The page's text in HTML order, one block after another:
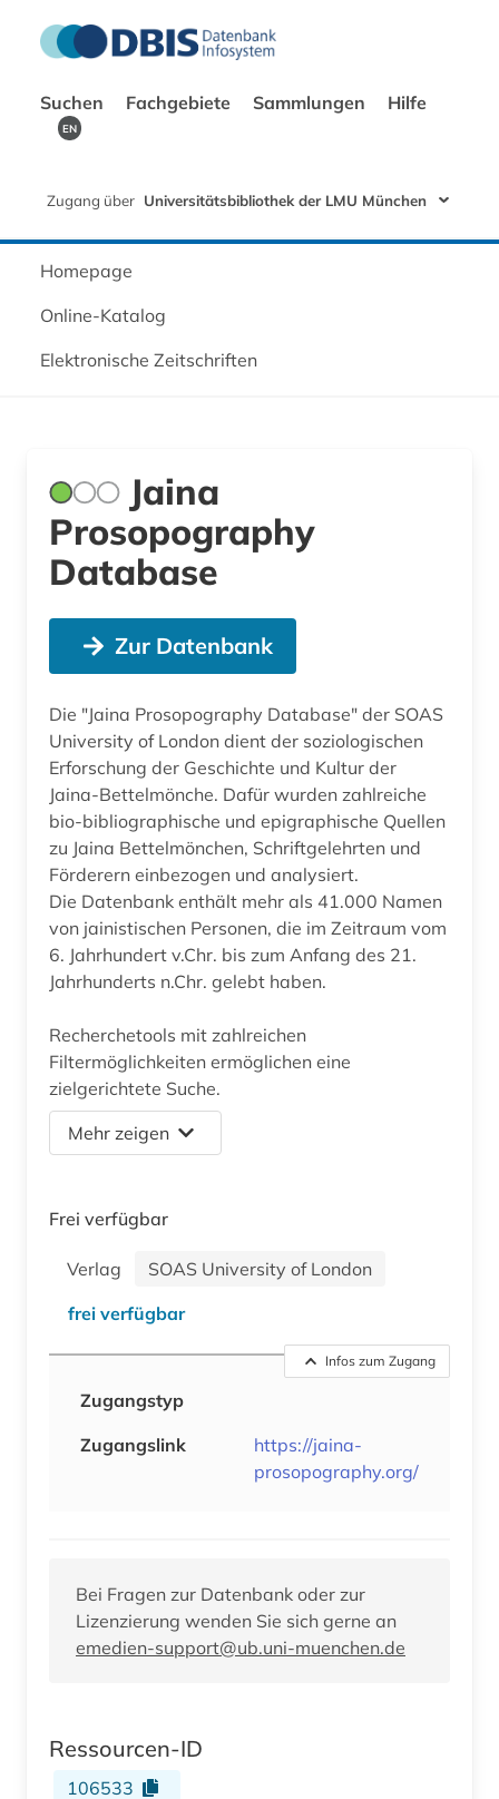
Suchen Fachgebiete Sammlungen Hilfe
EN
Zugang über Universitätsbibliothek der LMU München
Homepage
Online-Katalog
Elektronische Zeitschriften
Jaina
Prosopography
Database
Zur Datenbank
Die "Jaina Prosopography Database" der SOAS
University of London dient der soziologischen
Erforschung der Geschichte und Kultur der
Jaina-Bettelmönche. Dafür wurden zahlreiche
bio-bibliographische und epigraphische Quellen
zu Jaina Bettelmönchen, Schriftgelehrten und
Förderern einbezogen und analysiert.
Die Datenbank enthält mehr als 41.000 Namen
von jainistischen Personen, die im Zeitraum vom
6. Jahrhundert v.Chr. bis zum Anfang des 21.
Jahrhunderts n.Chr. gelebt haben.
Recherchetools mit zahlreichen
Filtermöglichkeiten ermöglichen eine
zielgerichtete Suche.
Mehr zeigen
Frei verfügbar
Verlag
SOAS University of London
frei verfügbar
Infos zum Zugang
Zugangstyp
Zugangslink
https://jaina-
prosopography.org/
Bei Fragen zur Datenbank oder zur
Lizenzierung wenden Sie sich gerne an
emedien-support@ub.uni-muenchen.de
Ressourcen-ID
106533